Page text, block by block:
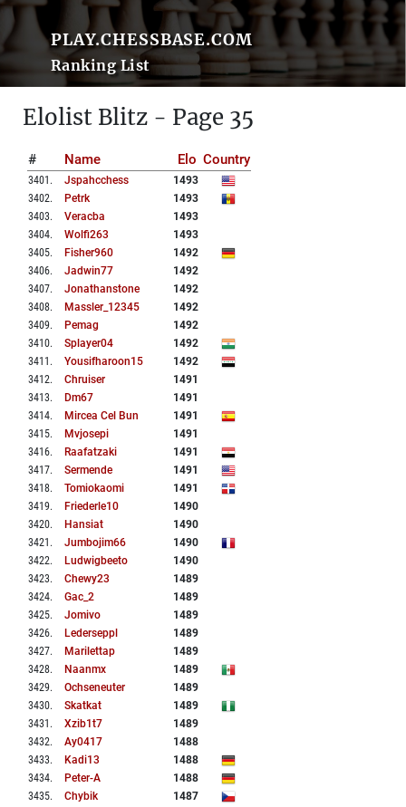
PLAY.CHESSBASE.COM
Ranking List
Elolist Blitz - Page 35
# Name Elo Country
3401 . Jspahcchess
1493
3402. Petrk
1493
3403. Veracba
1493
3404. Wolfi263
1493
3405. Fisher960
1492
3406. Jadwin77
1492
3407. Jonathanstone
1492
3408. Massler_12345
1492
3409. Pemag
1492
3410. Splayer04
1492
3411 . Yousifharoon15
1492
3412. Chruiser
1491
3413. Dm67
1491
3414. Mircea Cel Bun
1491
3415. Mvjosepi
1491
3416. Raafatzaki
1491
3417. Sermende
1491
3418. Tomiokaomi
1491
3419. Friederle10
1490
3420. Hansiat
1490
3421 . Jumbojim66
1490
3422. Ludwigbeeto
1490
3423. Chewy23
1489
3424. Gac_2
1489
3425. Jomivo
1489
3426. Lederseppl
1489
3427. Marilettap
1489
3428. Naanmx
1489
3429. Ochseneuter
1489
3430. Skatkat
1489
3431 . Xzib1t7
1489
3432. Ay0417
1488
3433. Kadi13
1488
3434. Peter-A
1488
3435. Chybik
1487